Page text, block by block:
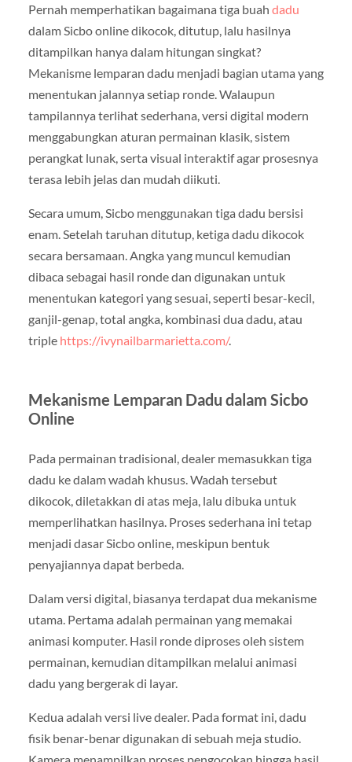
Pernah memperhatikan bagaimana tiga buah dadu
dalam Sicbo online dikocok, ditutup, lalu hasilnya
ditampilkan hanya dalam hitungan singkat?
Mekanisme lemparan dadu menjadi bagian utama yang
menentukan jalannya setiap ronde. Walaupun
tampilannya terlihat sederhana, versi digital modern
menggabungkan aturan permainan klasik, sistem
perangkat lunak, serta visual interaktif agar prosesnya
terasa lebih jelas dan mudah diikuti.
Secara umum, Sicbo menggunakan tiga dadu bersisi
enam. Setelah taruhan ditutup, ketiga dadu dikocok
secara bersamaan. Angka yang muncul kemudian
dibaca sebagai hasil ronde dan digunakan untuk
menentukan kategori yang sesuai, seperti besar-kecil,
ganjil-genap, total angka, kombinasi dua dadu, atau
triple https://ivynailbarmarietta.com/.
Mekanisme Lemparan Dadu dalam Sicbo
Online
Pada permainan tradisional, dealer memasukkan tiga
dadu ke dalam wadah khusus. Wadah tersebut
dikocok, diletakkan di atas meja, lalu dibuka untuk
memperlihatkan hasilnya. Proses sederhana ini tetap
menjadi dasar Sicbo online, meskipun bentuk
penyajiannya dapat berbeda.
Dalam versi digital, biasanya terdapat dua mekanisme
utama. Pertama adalah permainan yang memakai
animasi komputer. Hasil ronde diproses oleh sistem
permainan, kemudian ditampilkan melalui animasi
dadu yang bergerak di layar.
Kedua adalah versi live dealer. Pada format ini, dadu
fisik benar-benar digunakan di sebuah meja studio.